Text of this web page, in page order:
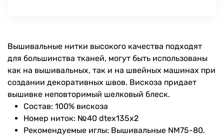
Вышивальные нитки высокого качества подходят
для большинства тканей, могут быть использованы
как на вышивальных, так и на швейных машинах при
создании декоративных швов. Вискоза придает
вышивке неповторимый шелковый блеск.
Состав: 100% вискоза
Номер ниток: №40 dtex135x2
Рекомендуемые иглы: Вышивальные NM75-80.